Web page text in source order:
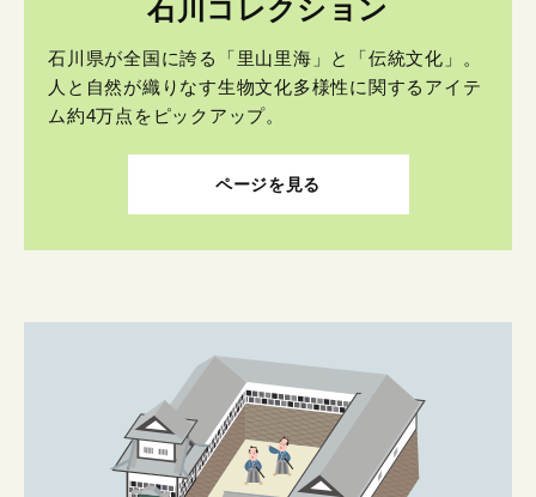
石川コレクション
石川県が全国に誇る「里山里海」と「伝統文化」。
人と自然が織りなす生物文化多様性に関するアイテ
ム約4万点をピックアップ。
ページを見る